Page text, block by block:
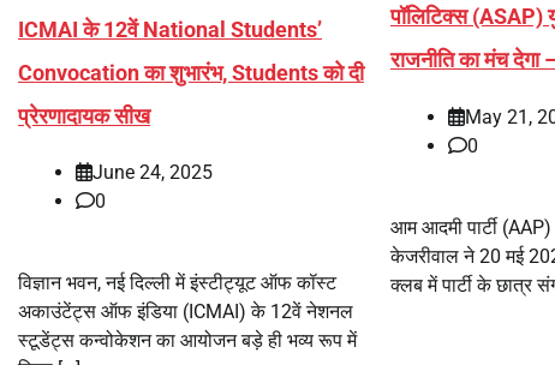
ICMAI के 12वें National Students’
Convocation का शुभारंभ, Students को दी
प्रेरणादायक सीख
June 24, 2025
0
विज्ञान भवन, नई दिल्ली में इंस्टीट्यूट ऑफ कॉस्ट
अकाउंटेंट्स ऑफ इंडिया (ICMAI) के 12वें नेशनल
स्टूडेंट्स कन्वोकेशन का आयोजन बड़े ही भव्य रूप में
पॉलिटिक्स (ASAP)
राजनीति का मंच देगा
May 21,
0
आम आदमी पार्टी
केजरीवाल ने 20 मई
क्लब में पार्टी के छात्र